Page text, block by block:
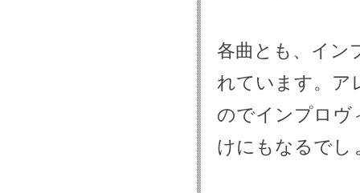
各曲とも、イン
れています。ア
のでインプロヴ
けにもなるでし